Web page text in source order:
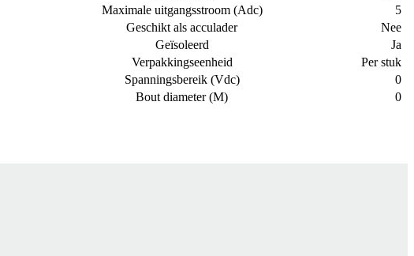
Maximale uitgangsstroom (Adc)
5
Geschikt als acculader
Nee
Geïsoleerd
Ja
Verpakkingseenheid
Per stuk
Spanningsbereik (Vdc)
0
Bout diameter (M)
0